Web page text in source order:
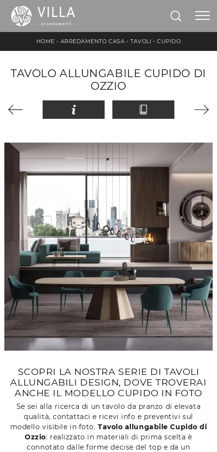
HOME - ARREDAMENTO CASA -TAVOLI - CUPIDO
TAVOLO ALLUNGABILE CUPIDO DI
OZZIO
SCOPRI LA NOSTRA SERIE DI TAVOLI
ALLUNGABILI DESIGN, DOVE TROVERAI
ANCHE IL MODELLO CUPIDO IN FOTO
Se sei alla ricerca di un tavolo da pranzo di elevata
qualità, contattaci e ricevi info e preventivi sul
modello visibile in foto. Tavolo allungabile Cupido di
Ozzio: realizzato in materiali di prima scelta è
connotato dalle forme decise del top e da un